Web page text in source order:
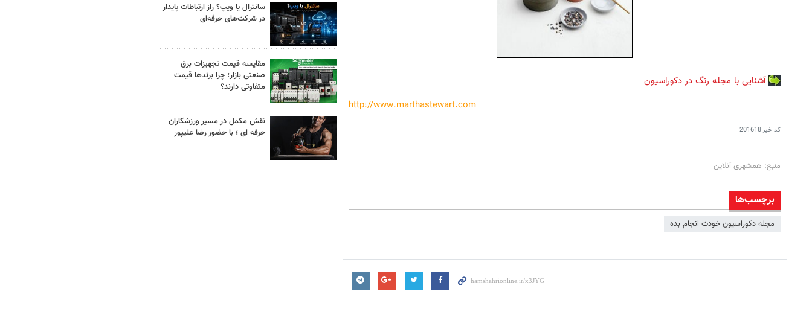
آشنایی با مجله رنگ در دکوراسیون
http://www.marthastewart.com
کد خبر201618
منبع: همشهری آنلاین
برچسب‌ها
مجله دکوراسیون خودت انجام بده
سانترال یا ویپ؟ راز ارتباطات پایدار
در شرکت‌های حرفه‌ای
مقایسه قیمت تجهیزات برق
صنعتی بازار؛ چرا برندها قیمت
متفاوتی دارند؟
نقش مکمل در مسیر ورزشکاران
حرفه ای ؛ با حضور رضا علیپور